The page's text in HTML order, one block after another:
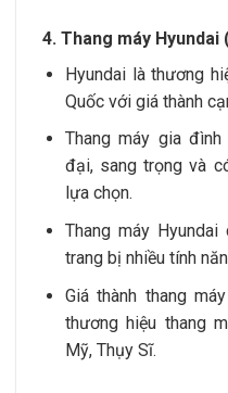
4. Thang máy Hyundai
Hyundai là thương
Quốc với giá thành
Thang máy gia
đại, sang trọng và
lựa chọn.
Thang máy
trang bị nhiều tính
Giá thành thang
thương hiệu thang
Mỹ, Thụy Sĩ.